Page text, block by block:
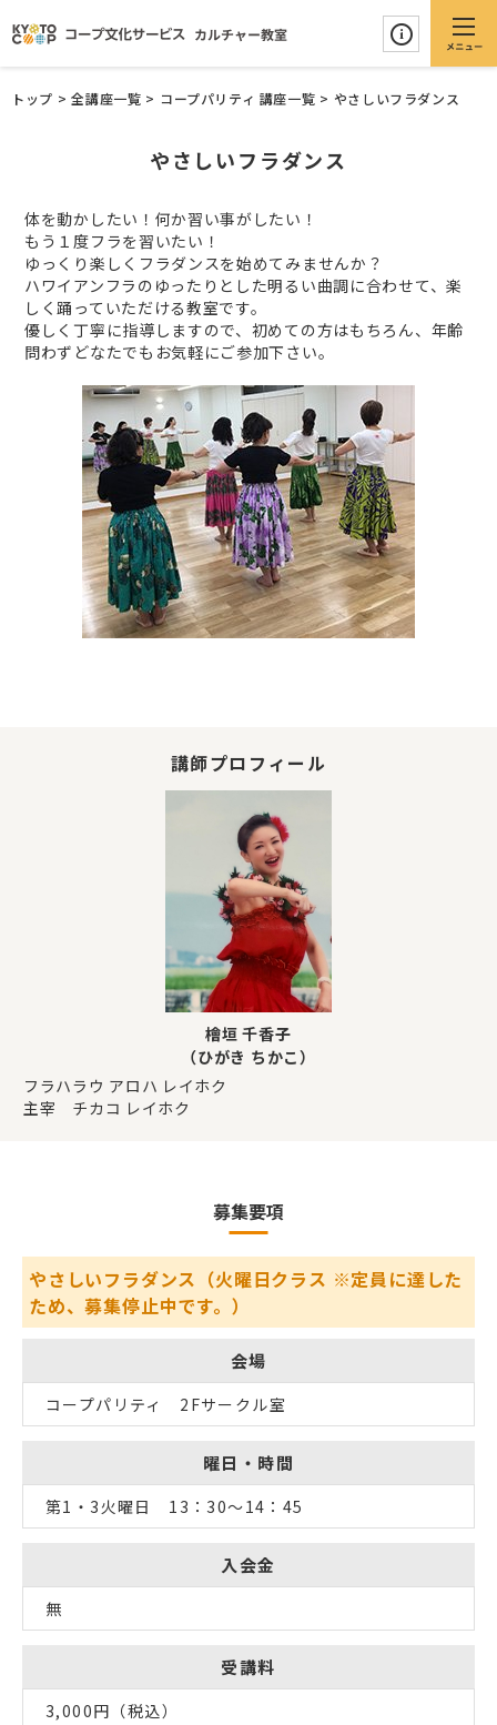
トップ > 全講座一覧 > コープパリティ 講座一覧 > やさしいフラダンス
やさしいフラダンス
体を動かしたい！何か習い事がしたい！
もう１度フラを習いたい！
ゆっくり楽しくフラダンスを始めてみませんか？
ハワイアンフラのゆったりとした明るい曲調に合わせて、楽
しく踊っていただける教室です。
優しく丁寧に指導しますので、初めての方はもちろん、年齢
問わずどなたでもお気軽にご参加下さい。
講師プロフィール
檜垣 千香子
（ひがき ちかこ）
フラハラウ アロハ レイホク
主宰 チカコ レイホク
募集要項
やさしいフラダンス（火曜日クラス ※定員に達した
ため、募集停止中です。）
会場
コープパリティ 2Fサークル室
曜日・時間
第1・3火曜日 13：30～14：45
入会金
無
受講料
3,000円（税込）